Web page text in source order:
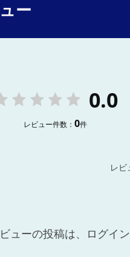
ー
0.0
レビュー件数： 0件
レビ
ューの投稿は、ログイ